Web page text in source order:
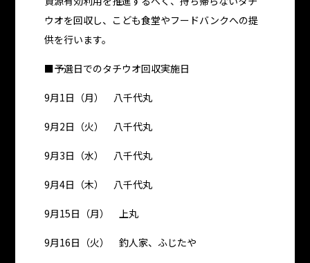
ウオを回収し、こども食堂やフードバンクへの提
供を行います。
■予選日でのタチウオ回収実施日
9月1日（月） 八千代丸
9月2日（火） 八千代丸
9月3日（水） 八千代丸
9月4日（木） 八千代丸
9月15日（月） 上丸
9月16日（火） 釣人家、ふじたや